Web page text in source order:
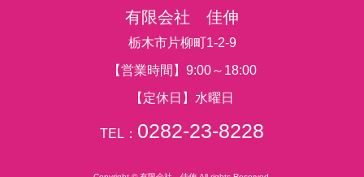
有限会社 佳伸
栃木市片柳町1-2-9
【営業時間】9:00～18:00
【定休日】水曜日
TEL： 0282-23-8228